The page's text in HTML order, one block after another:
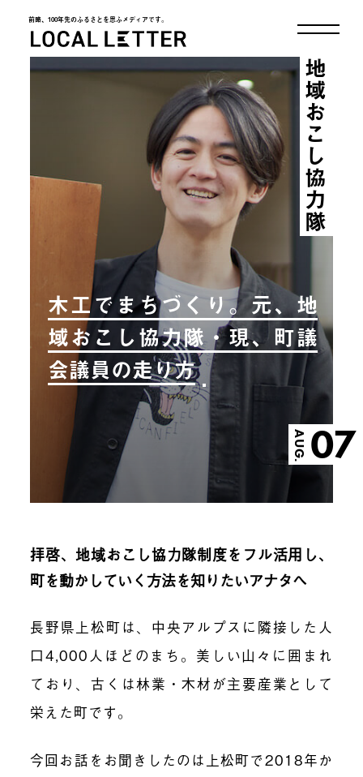
前略、100年先のふるさとを思ふメディアです。
LOCAL LETTER
木工でまちづくり。元、地
域おこし協力隊・現、町議
会議員の走り方
AUG. 07
地域おこし協力隊
拝啓、地域おこし協力隊制度をフル活用し、
町を動かしていく方法を知りたいアナタへ
長野県上松町は、中央アルプスに隣接した人
口4,000人ほどのまち。美しい山々に囲まれ
ており、古くは林業・木材が主要産業として
栄えた町です。
今回お話をお聞きしたのは上松町で2018年か